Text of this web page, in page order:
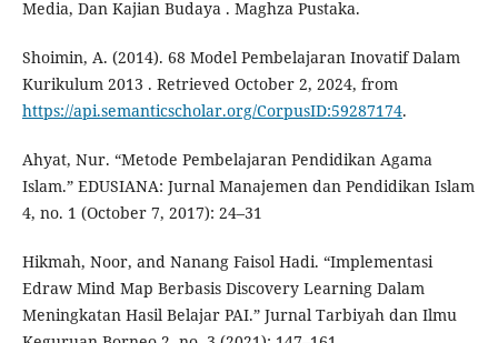
Media, Dan Kajian Budaya . Maghza Pustaka.
Shoimin, A. (2014). 68 Model Pembelajaran Inovatif Dalam
Kurikulum 2013 . Retrieved October 2, 2024, from
https://api.semanticscholar.org/CorpusID:59287174.
Ahyat, Nur. “Metode Pembelajaran Pendidikan Agama
Islam.” EDUSIANA: Jurnal Manajemen dan Pendidikan Islam
4, no. 1 (October 7, 2017): 24–31
Hikmah, Noor, and Nanang Faisol Hadi. “Implementasi
Edraw Mind Map Berbasis Discovery Learning Dalam
Meningkatan Hasil Belajar PAI.” Jurnal Tarbiyah dan Ilmu